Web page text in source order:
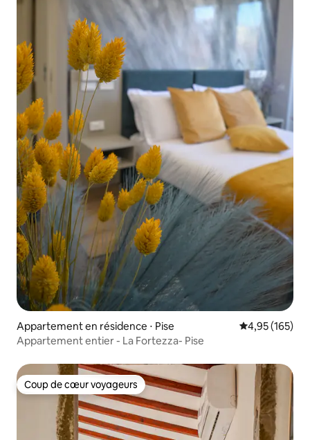
Appartement en résidence ⋅ Pise Évaluation
4,95 (165)
Appartement entier - La Fortezza- Pise
Coup de cœur voyageurs
Coup de cœur voyageurs